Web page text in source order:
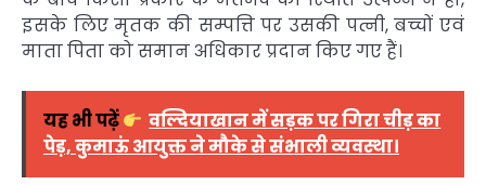
इसके लिए मृतक की सम्पत्ति पर उसकी पत्नी, बच्चों एवं
माता पिता को समान अधिकार प्रदान किए गए हैं।
यह भी पढ़ें
वल्दियाखान में सड़क पर गिरा चीड़ का
पेड़, कुमाऊं आयुक्त ने मौके से संभाली व्यवस्था।